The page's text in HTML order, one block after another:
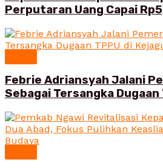
Perputaran Uang Capai
Febrie Adriansyah Jalani
Sebagai Tersangka Dugaan